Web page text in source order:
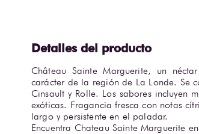
Château Sainte Marguerite, un
carácter de la región de La Londe. Se
Cinsault y Rolle. Los sabores incluyen
exóticas. Fragancia fresca con notas
largo y persistente en el paladar.
Encuentra Chateau Sainte Marguerite